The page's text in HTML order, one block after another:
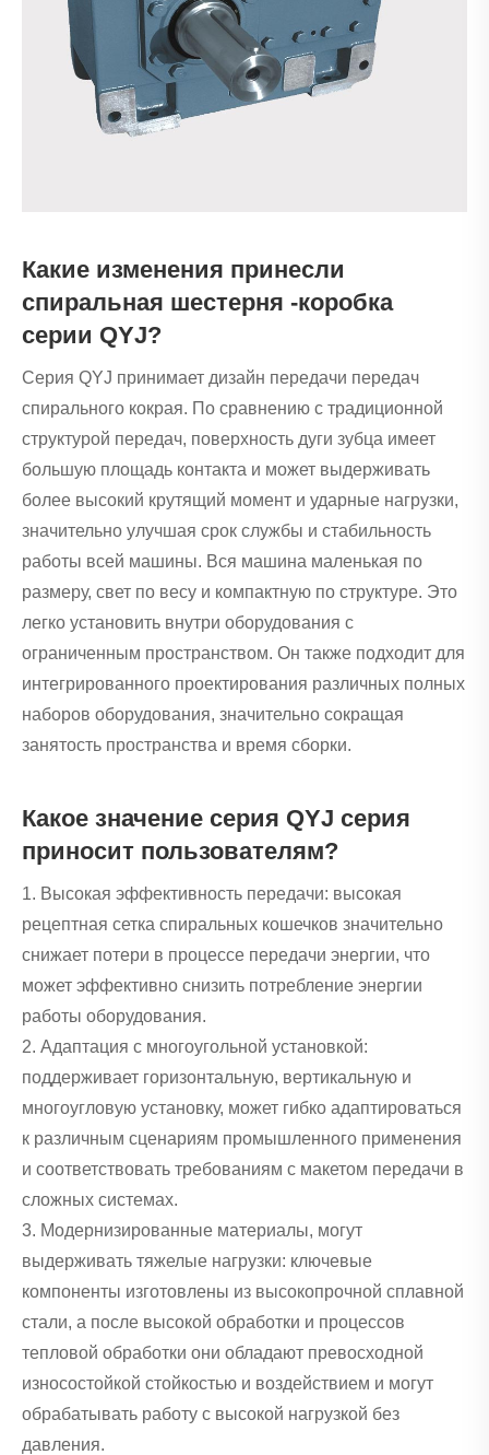
Какие изменения принесли
спиральная шестерня -коробка
серии QYJ?
Серия QYJ принимает дизайн передачи передач
спирального кокрая. По сравнению с традиционной
структурой передач, поверхность дуги зубца имеет
большую площадь контакта и может выдерживать
более высокий крутящий момент и ударные нагрузки,
значительно улучшая срок службы и стабильность
работы всей машины. Вся машина маленькая по
размеру, свет по весу и компактную по структуре. Это
легко установить внутри оборудования с
ограниченным пространством. Он также подходит для
интегрированного проектирования различных полных
наборов оборудования, значительно сокращая
занятость пространства и время сборки.
Какое значение серия QYJ серия
приносит пользователям?
1. Высокая эффективность передачи: высокая
рецептная сетка спиральных кошечков значительно
снижает потери в процессе передачи энергии, что
может эффективно снизить потребление энергии
работы оборудования.
2. Адаптация с многоугольной установкой:
поддерживает горизонтальную, вертикальную и
многоугловую установку, может гибко адаптироваться
к различным сценариям промышленного применения
и соответствовать требованиям с макетом передачи в
сложных системах.
3. Модернизированные материалы, могут
выдерживать тяжелые нагрузки: ключевые
компоненты изготовлены из высокопрочной сплавной
стали, а после высокой обработки и процессов
тепловой обработки они обладают превосходной
износостойкой стойкостью и воздействием и могут
обрабатывать работу с высокой нагрузкой без
давления.